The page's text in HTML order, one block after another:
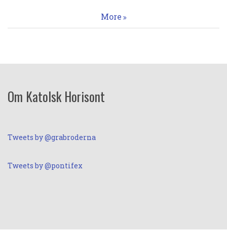
More
Om Katolsk Horisont
Tweets by @grabroderna
Tweets by @pontifex